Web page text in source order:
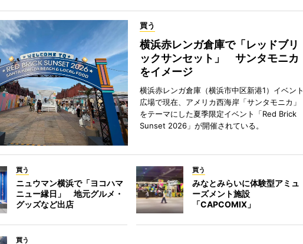
買う
横浜赤レンガ倉庫で「レッドブリ
ックサンセット」 サンタモニカ
をイメージ
横浜赤レンガ倉庫（横浜市中区新港1）イベント
広場で現在、アメリカ西海岸「サンタモニカ」
をテーマにした夏季限定イベント「Red Brick
Sunset 2026」が開催されている。
買う
ニュウマン横浜で「ヨコハマ
ニュー縁日」 地元グルメ・
グッズなど出店
買う
みなとみらいに体験型アミュ
ーズメント施設
「CAPCOMIX」
買う